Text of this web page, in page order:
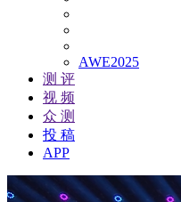
AWE2025
测 评
视 频
众 测
投 稿
APP